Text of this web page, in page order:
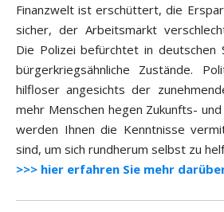
Finanzwelt ist erschüttert, die
sicher, der Arbeitsmarkt
Die Polizei befürchtet in deutschen
bürgerkriegsähnliche Zustände.
hilfloser angesichts der
mehr Menschen hegen Zukunfts-
werden Ihnen die Kenntnisse
sind, um sich rundherum selbst zu
>>> hier erfahren Sie mehr